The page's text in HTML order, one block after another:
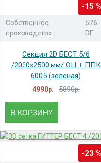
-15 %
Собственное
производство
576-
BF
Секция 2D БЕСТ 5/6
/2030x2500 мм/ ОЦ + ППК
6005 (зеленая)
4990р. 5890р.
В КОРЗИНУ
-23 %